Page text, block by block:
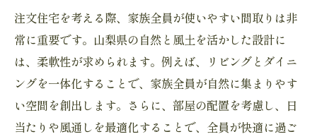
注文住宅を考える際、家族全員が使いやすい間取りは非
常に重要です。山梨県の自然と風土を活かした設計に
は、柔軟性が求められます。例えば、リビングとダイニ
ングを一体化することで、家族全員が自然に集まりやす
い空間を創出します。さらに、部屋の配置を考慮し、日
当たりや風通しを最適化することで、全員が快適に過ご